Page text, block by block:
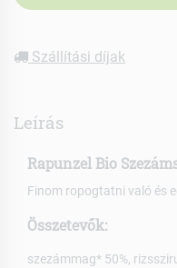
Szállítási díjak
Leírás
Rapunzel Bio
Finom ropogtatni való és
Összetevők:
szezámmag* 50%,